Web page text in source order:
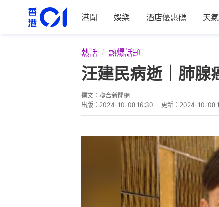
港聞 娛樂 酒店優惠碼 天
熱話 熱爆話題
汪建民病逝｜肺
撰文： 聯合新聞網
出版： 2024-10-08 16:30 更新： 2024-10-08